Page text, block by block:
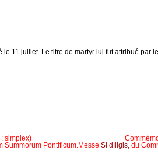
11 juillet. Le titre de martyr lui fut attribué par
simplex)
Summorum Pontificum.Messe Si díligis, du